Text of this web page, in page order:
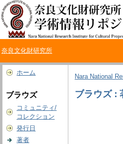
奈良文化財研究所
ホーム
ブラウズ
コミュニティ/
コレクション
発行日
著者
Nara National
ブラウズ :